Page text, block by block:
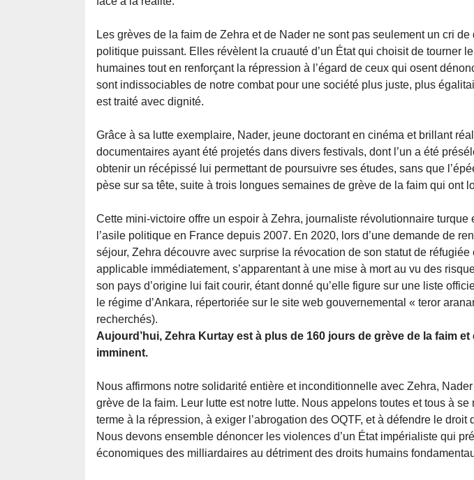
Les grèves de la faim de Zehra et de Nader ne sont pas seulement un cri
politique puissant. Elles révèlent la cruauté d’un État qui choisit de tourner
humaines tout en renforçant la répression à l’égard de ceux qui osent
sont indissociables de notre combat pour une société plus juste, plus
est traité avec dignité.
Grâce à sa lutte exemplaire, Nader, jeune doctorant en cinéma et brillant
documentaires ayant été projetés dans divers festivals, dont l’un a été
obtenir un récépissé lui permettant de poursuivre ses études, sans que
pèse sur sa tête, suite à trois longues semaines de grève de la faim qui ont
Cette mini-victoire offre un espoir à Zehra, journaliste révolutionnaire turque
l’asile politique en France depuis 2007. En 2020, lors d’une demande de
séjour, Zehra découvre avec surprise la révocation de son statut de
applicable immédiatement, s’apparentant à une mise à mort au vu des
son pays d’origine lui fait courir, étant donné qu’elle figure sur une liste
le régime d’Ankara, répertoriée sur le site web gouvernemental « teror
recherchés).
Aujourd’hui, Zehra Kurtay est à plus de 160 jours de grève de la faim
imminent.
Nous affirmons notre solidarité entière et inconditionnelle avec Zehra,
grève de la faim. Leur lutte est notre lutte. Nous appelons toutes et tous à se
terme à la répression, à exiger l’abrogation des OQTF, et à défendre le droit
Nous devons ensemble dénoncer les violences d’un État impérialiste qui
économiques des milliardaires au détriment des droits humains